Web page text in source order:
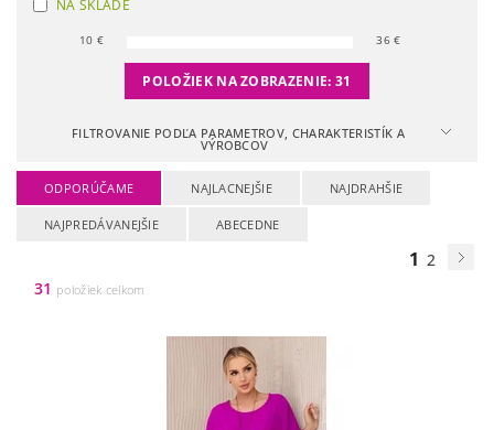
NA SKLADE
10 € 36€
POLOŽIEK NA ZOBRAZENIE:31
FILTROVANIE PODĽA PARAMETROV, CHARAKTERISTÍK A
VÝROBCOV
ODPORÚČAME NAJLACNEJŠIE NAJDRAHŠIE
NAJPREDÁVANEJŠIE ABECEDNE
1 2
31 položiek celkom